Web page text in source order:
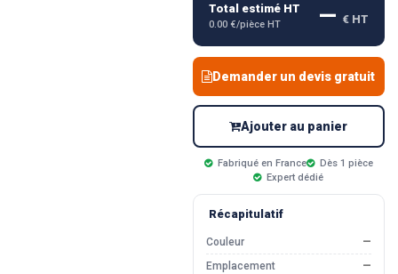
Total estimé HT
0.00 €/pièce HT — € HT
Demander un devis gratuit
Ajouter au panier
Fabriqué en France
Dès 1 pièce
Expert dédié
Récapitulatif
Couleur
—
Emplacement
—